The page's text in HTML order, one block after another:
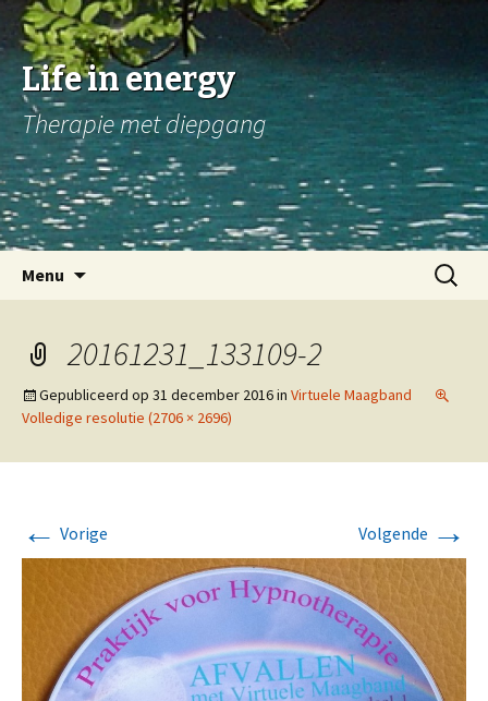
Life in energy
Therapie met diepgang
Menu
springen
Zoeken
naar:
20161231_133109-2
Gepubliceerd op 31 december 2016in Virtuele Maagband
Volledige resolutie (2706 × 2696)
← Vorige Volgende →